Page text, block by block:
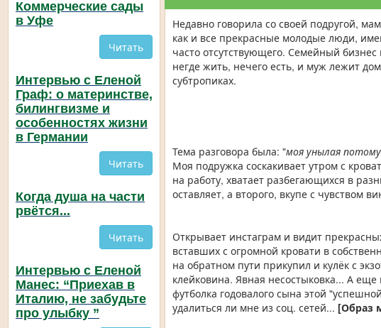
Недавно говорила со своей подругой,
как и все прекрасные молодые люди,
часто отсутствующего. Семейный бизнес
негде жить, нечего есть, и муж лежит
субтропиках.
Тема разговора была: "моя унылая
Моя подружка соскакивает утром с
на работу, хватает разбегающихся в
оставляет, а второго, вкупе с чувством
Открывает инстаграм и видит
вставших с огромной кровати в
на обратном пути прикупил и кулёк с
клейковина. Явная несостыковка... А
футболка годовалого сына этой
удалиться ли мне из соц. сетей... [Образ
Коммерческие сады
в Уфе
Читать
Интервью с Еленой
Граф: о материнстве,
билингвизме и
особенностях жизни
в Германии
Читать
Когда душа на части
рвётся...
Читать
Интервью с Еленой
Манес: “Приехав в
Италию, не забудьте
про улыбку ”